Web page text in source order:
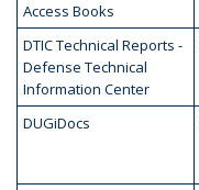
Access Books
DTIC Technical Reports -
Defense Technical
Information Center
DUGiDocs